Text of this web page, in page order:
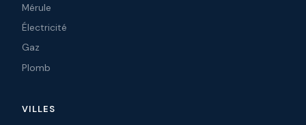
Mérule
Électricité
Gaz
Plomb
VILLES